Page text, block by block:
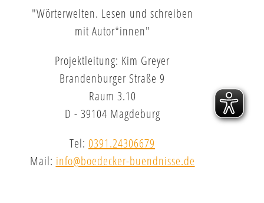
"Wörterwelten. Lesen und schreiben
mit Autor*innen"
Projektleitung: Kim Greyer
Brandenburger Straße 9
Raum 3.10
D - 39104 Magdeburg
Tel: 0391.24306679
Mail: info@boedecker-buendnisse.de